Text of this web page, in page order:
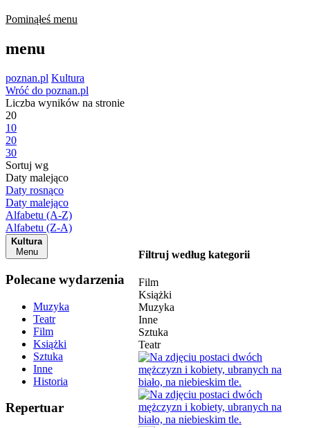
Pominąłeś menu
menu
poznan.pl Kultura
Wróć do poznan.pl
Liczba wyników na stronie
20
10
20
30
Sortuj wg
Daty malejąco
Daty rosnąco
Daty malejąco
Alfabetu (A-Z)
Alfabetu (Z-A)
Kultura
Menu
Polecane wydarzenia
Muzyka
Teatr
Film
Książki
Sztuka
Inne
Historia
Repertuar
Filtruj według kategorii
Film
Książki
Muzyka
Inne
Sztuka
Teatr